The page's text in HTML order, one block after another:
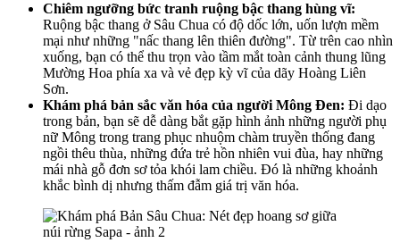
Chiêm ngưỡng bức tranh ruộng bậc thang hùng vĩ:
Ruộng bậc thang ở Sâu Chua có độ dốc lớn, uốn lượn mềm
mại như những "nấc thang lên thiên đường". Từ trên cao nhìn
xuống, bạn có thể thu trọn vào tầm mắt toàn cảnh thung lũng
Mường Hoa phía xa và vẻ đẹp kỳ vĩ của dãy Hoàng Liên
Sơn.
Khám phá bản sắc văn hóa của người Mông Đen: Đi dạo
trong bản, bạn sẽ dễ dàng bắt gặp hình ảnh những người phụ
nữ Mông trong trang phục nhuộm chàm truyền thống đang
ngồi thêu thùa, những đứa trẻ hồn nhiên vui đùa, hay những
mái nhà gỗ đơn sơ tỏa khói lam chiều. Đó là những khoảnh
khắc bình dị nhưng thấm đẫm giá trị văn hóa.